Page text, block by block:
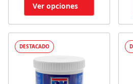
Ver opciones
DESTACADO